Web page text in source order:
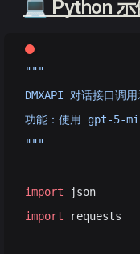
💻 Python 示
"""
DMXAPI 对话接口调用
功能：使用 gpt-5-
"""
import json
import requests